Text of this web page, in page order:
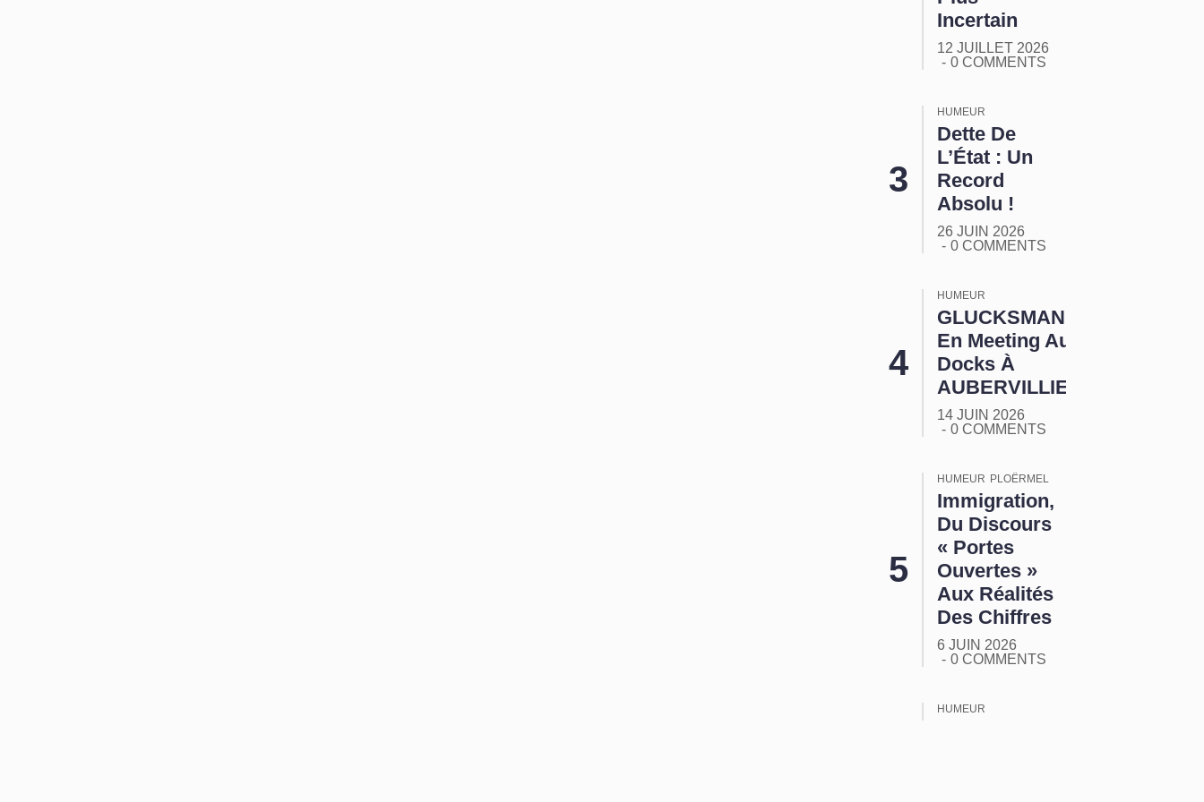
Incertain
12 JUILLET 2026
0 COMMENTS
HUMEUR
Dette De
L’État : Un
Record
Absolu !
26 JUIN 2026
0 COMMENTS
HUMEUR
GLUCKSMANN
En Meeting Aux
Docks À
AUBERVILLIERS
14 JUIN 2026
0 COMMENTS
HUMEUR PLOËRMEL
Immigration,
Du Discours
« Portes
Ouvertes »
Aux Réalités
Des Chiffres
6 JUIN 2026
0 COMMENTS
HUMEUR